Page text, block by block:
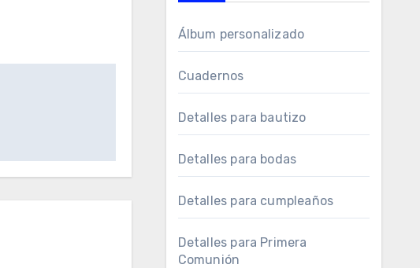
Álbum personalizado
Cuadernos
Detalles para bautizo
Detalles para bodas
Detalles para cumpleaños
Detalles para Primera
Comunión